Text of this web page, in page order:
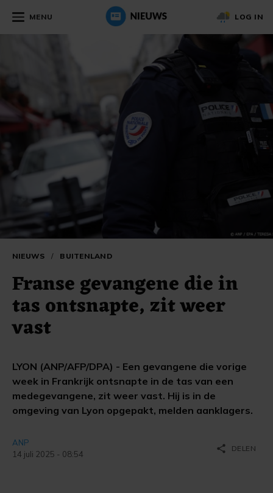
MENU LOG IN
NIEUWS / BUITENLAND
Franse gevangene die in
tas ontsnapte, zit weer
vast
LYON (ANP/AFP/DPA) - Een gevangene die vorige
week in Frankrijk ontsnapte in de tas van een
medegevangene, zit weer vast. Hij is in de
omgeving van Lyon opgepakt, melden aanklagers.
ANP
14 juli 2025 - 08:54
share DELEN